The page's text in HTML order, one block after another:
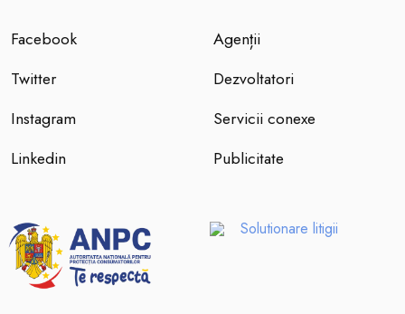
Facebook
Twitter
Instagram
Linkedin
Agenții
Dezvoltatori
Servicii conexe
Publicitate